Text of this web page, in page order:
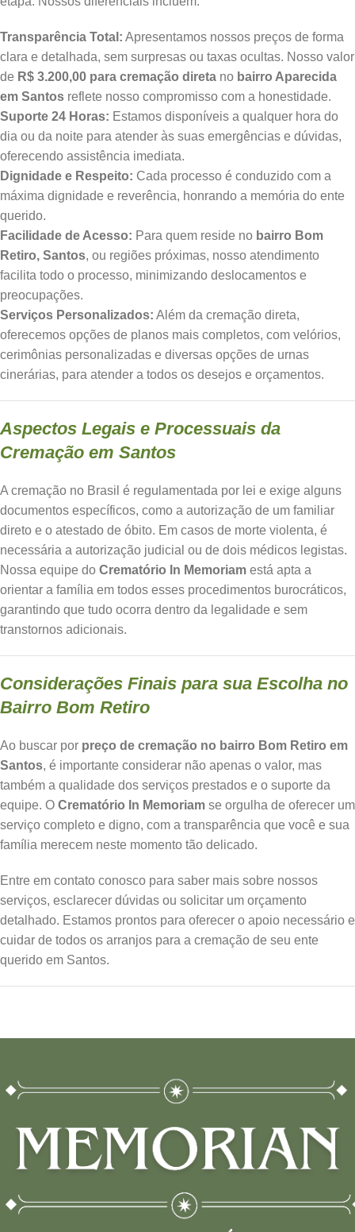
Transparência Total: Apresentamos nossos preços de forma
clara e detalhada, sem surpresas ou taxas ocultas. Nosso valor
de R$ 3.200,00 para cremação direta no bairro Aparecida
em Santos reflete nosso compromisso com a honestidade.
Suporte 24 Horas: Estamos disponíveis a qualquer hora do
dia ou da noite para atender às suas emergências e dúvidas,
oferecendo assistência imediata.
Dignidade e Respeito: Cada processo é conduzido com a
máxima dignidade e reverência, honrando a memória do ente
querido.
Facilidade de Acesso: Para quem reside no bairro Bom
Retiro, Santos, ou regiões próximas, nosso atendimento
facilita todo o processo, minimizando deslocamentos e
preocupações.
Serviços Personalizados: Além da cremação direta,
oferecemos opções de planos mais completos, com velórios,
cerimônias personalizadas e diversas opções de urnas
cinerárias, para atender a todos os desejos e orçamentos.
Aspectos Legais e Processuais da
Cremação em Santos
A cremação no Brasil é regulamentada por lei e exige alguns
documentos específicos, como a autorização de um familiar
direto e o atestado de óbito. Em casos de morte violenta, é
necessária a autorização judicial ou de dois médicos legistas.
Nossa equipe do Crematório In Memoriam está apta a
orientar a família em todos esses procedimentos burocráticos,
garantindo que tudo ocorra dentro da legalidade e sem
transtornos adicionais.
Considerações Finais para sua Escolha no
Bairro Bom Retiro
Ao buscar por preço de cremação no bairro Bom Retiro em
Santos, é importante considerar não apenas o valor, mas
também a qualidade dos serviços prestados e o suporte da
equipe. O Crematório In Memoriam se orgulha de oferecer um
serviço completo e digno, com a transparência que você e sua
família merecem neste momento tão delicado.
Entre em contato conosco para saber mais sobre nossos
serviços, esclarecer dúvidas ou solicitar um orçamento
detalhado. Estamos prontos para oferecer o apoio necessário e
cuidar de todos os arranjos para a cremação de seu ente
querido em Santos.